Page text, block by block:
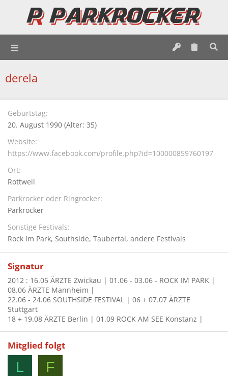
derela
Geburtstag
20. August 1990 (Alter: 35)
Website
https://www.facebook.com/profile.php?id=100000859760197
Ort
Rottweil
Parkrocker oder Ringrocker
Parkrocker
Sonstige Festivals
Rock im Park Southside Taubertal andere Festivals
Signatur
2012 : 16.05 ÄRZTE Zwickau | 01.06 - 03.06 - ROCK IM PARK |
08.06 ÄRZTE Mannheim |
22.06 - 24.06 SOUTHSIDE FESTIVAL | 06 + 07.07 ÄRZTE
Stuttgart
18 + 19.08 ÄRZTE Berlin | 01.09 ROCK AM SEE Konstanz |
Mitglied folgt
L F